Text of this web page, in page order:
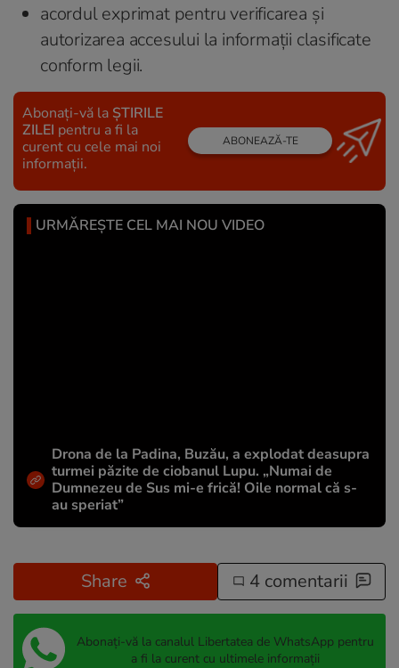
acordul exprimat pentru verificarea și
autorizarea accesului la informații clasificate
conform legii.
Abonați-vă la ȘTIRILE
ZILEI pentru a fi la
curent cu cele mai noi
informații.
ABONEAZĂ-TE
URMĂREȘTE CEL MAI NOU VIDEO
Drona de la Padina, Buzău, a explodat deasupra
turmei păzite de ciobanul Lupu. „Numai de
Dumnezeu de Sus mi-e frică! Oile normal că s-
au speriat”
Share 4 comentarii
Abonați-vă la canalul Libertatea de WhatsApp pentru
a fi la curent cu ultimele informații